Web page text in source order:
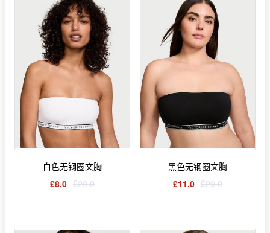
白色无钢圈文胸
£8.0 £20.0
黑色无钢圈文胸
£11.0 £29.0